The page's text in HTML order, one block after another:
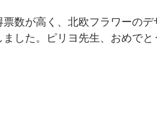
数が高く、北欧フラワーの
ました。ピリヨ先生、おめで